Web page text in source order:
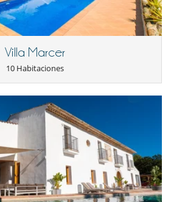
hay tantas cosas para visitar y hacer que
...
tiene una política de no fumar dentro de
Villa Marcer
10 Habitaciones